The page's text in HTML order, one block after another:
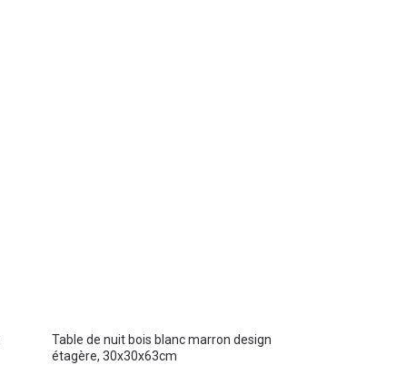
Table de nuit bois blanc marron design
étagère, 30x30x63cm